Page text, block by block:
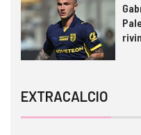
EXTRACALCIO